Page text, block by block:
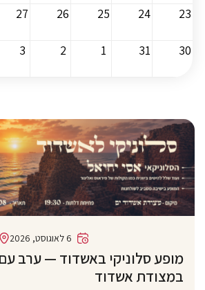
23
24
25
26
27
30
31
1
2
3
6 לאוגוסט, 2026
מופע סלוניקי באשדוד — ערב
במצודת אשדוד